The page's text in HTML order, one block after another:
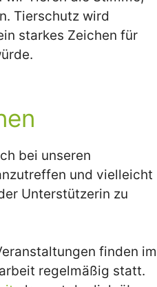
Tierschutz wird
starkes Zeichen für
bei unseren
und vielleicht
Unterstützerin zu
finden im
regelmäßig statt.